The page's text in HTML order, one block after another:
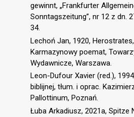
gewinnt, „Frankfurter
Sonntagszeitung”, nr 12 z dn.
34.
Lechoń Jan, 1920,
Karmazynowy poemat,
Wydawnicze, Warszawa.
Leon-Dufour Xavier (red.),
biblijnej, tłum. i oprac.
Pallottinum, Poznań.
Łuba Arkadiusz, 2021a, Spitze